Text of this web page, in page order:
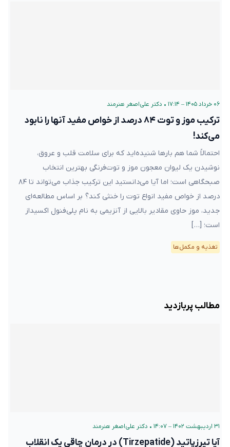
۰۶ خرداد ۱۴۰۵ – ۱۷:۱۴ • دکتر علی‌اصغر هنرمند
ترکیب موز و توت‌ ۸۴ درصد از خواص مفید آنها را نابود
می‌کند!
احتمالاً شما هم بارها شنیده‌اید که برای سلامت قلب و عروق،
نوشیدن یک لیوان معجون موز و توت‌فرنگی بهترین انتخاب
صبحگاهی است؛ اما آیا می‌دانستید این ترکیب جذاب می‌تواند تا ۸۴
درصد از خواص مفید انواع توت‌ را خنثی کند؟ بر اساس مطالعه‌ای
جدید، موز حاوی مقادیر بالایی از آنزیمی به نام پلی‌فنول اکسیداز
است؛ […]
تغذیه و مکمل‌ها
مطالب پربازدید
۳۱ اردیبهشت ۱۴۰۲ – ۱۴:۰۷ • دکتر علی‌اصغر هنرمند
آیا تیرزپاتید (Tirzepatide) در درمان چاقی یک انقلاب